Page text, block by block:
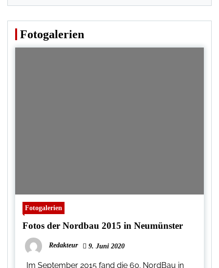
Fotogalerien
Fotogalerien
Fotos der Nordbau 2015 in Neumünster
Redakteur 9. Juni 2020
Im September 2015 fand die 60. NordBau in